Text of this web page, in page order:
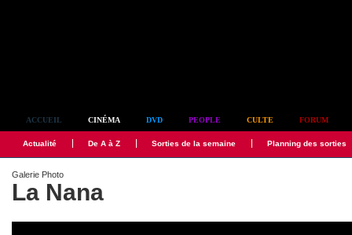
ACCUEIL CINÉMA DVD PEOPLE CULTE FORUM
Actualité De A à Z Sorties de la semaine Planning des sorties
Galerie Photo
La Nana